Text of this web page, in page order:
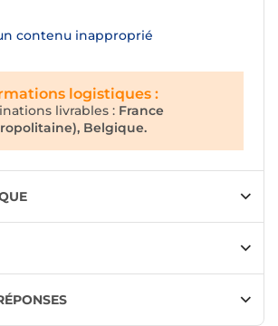
contenu inapproprié
logistiques :
livrables : France
Belgique.